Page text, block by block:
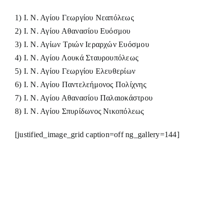
1) Ι. Ν. Αγίου Γεωργίου Νεαπόλεως
2) Ι. Ν. Αγίου Αθανασίου Ευόσμου
3) Ι. Ν. Αγίων Τριών Ιεραρχών Ευόσμου
4) Ι. Ν. Αγίου Λουκά Σταυρουπόλεως
5) Ι. Ν. Αγίου Γεωργίου Ελευθερίων
6) Ι. Ν. Αγίου Παντελεήμονος Πολίχνης
7) Ι. Ν. Αγίου Αθανασίου Παλαιοκάστρου
8) Ι. Ν. Αγίου Σπυρίδωνος Νικοπόλεως
[justified_image_grid caption=off ng_gallery=144]